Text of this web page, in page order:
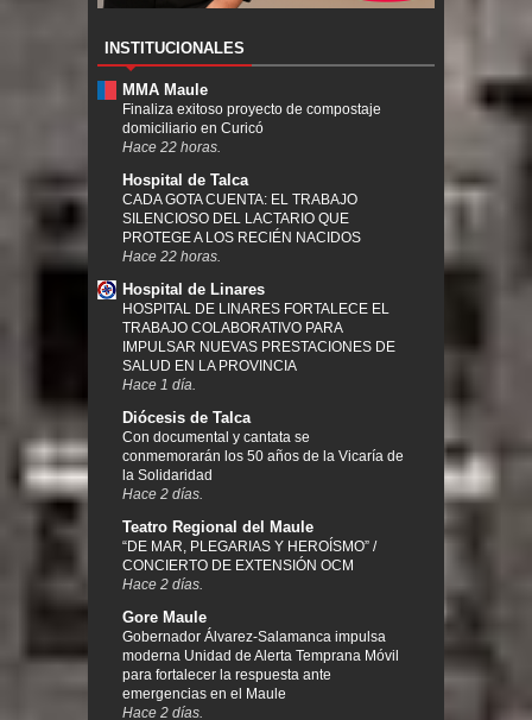
INSTITUCIONALES
MMA Maule
Finaliza exitoso proyecto de compostaje
domiciliario en Curicó
Hace 22 horas.
Hospital de Talca
CADA GOTA CUENTA: EL TRABAJO
SILENCIOSO DEL LACTARIO QUE
PROTEGE A LOS RECIÉN NACIDOS
Hace 22 horas.
Hospital de Linares
HOSPITAL DE LINARES FORTALECE EL
TRABAJO COLABORATIVO PARA
IMPULSAR NUEVAS PRESTACIONES DE
SALUD EN LA PROVINCIA
Hace 1 día.
Diócesis de Talca
Con documental y cantata se
conmemorarán los 50 años de la Vicaría de
la Solidaridad
Hace 2 días.
Teatro Regional del Maule
“DE MAR, PLEGARIAS Y HEROÍSMO” /
CONCIERTO DE EXTENSIÓN OCM
Hace 2 días.
Gore Maule
Gobernador Álvarez-Salamanca impulsa
moderna Unidad de Alerta Temprana Móvil
para fortalecer la respuesta ante
emergencias en el Maule
Hace 2 días.